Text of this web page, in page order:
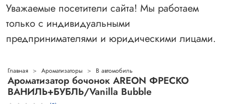
Уважаемые посетители сайта! Мы работаем
только с индивидуальными
предпринимателями и юридическими лицами.
Главная Ароматизаторы В автомобиль
Ароматизатор бочонок AREON ФРЕСКО
ВАНИЛЬ+БУБЛЬ/Vanilla Bubble